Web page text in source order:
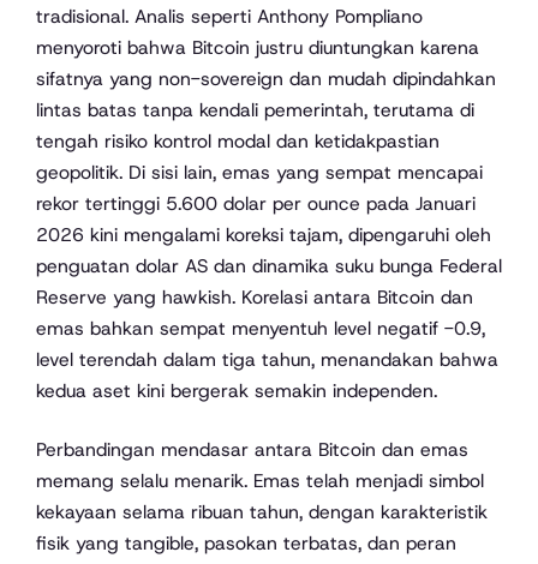
tradisional. Analis seperti Anthony Pompliano
menyoroti bahwa Bitcoin justru diuntungkan karena
sifatnya yang non-sovereign dan mudah dipindahkan
lintas batas tanpa kendali pemerintah, terutama di
tengah risiko kontrol modal dan ketidakpastian
geopolitik. Di sisi lain, emas yang sempat mencapai
rekor tertinggi 5.600 dolar per ounce pada Januari
2026 kini mengalami koreksi tajam, dipengaruhi oleh
penguatan dolar AS dan dinamika suku bunga Federal
Reserve yang hawkish. Korelasi antara Bitcoin dan
emas bahkan sempat menyentuh level negatif -0.9,
level terendah dalam tiga tahun, menandakan bahwa
kedua aset kini bergerak semakin independen.
Perbandingan mendasar antara Bitcoin dan emas
memang selalu menarik. Emas telah menjadi simbol
kekayaan selama ribuan tahun, dengan karakteristik
fisik yang tangible, pasokan terbatas, dan peran